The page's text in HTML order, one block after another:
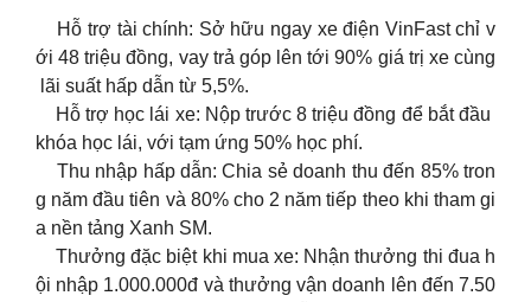
Hỗ trợ tài chính: Sở hữu ngay xe điện VinFast chỉ v
ới 48 triệu đồng, vay trả góp lên tới 90% giá trị xe cùng
lãi suất hấp dẫn từ 5,5%.
Hỗ trợ học lái xe: Nộp trước 8 triệu đồng để bắt đầu
khóa học lái, với tạm ứng 50% học phí.
Thu nhập hấp dẫn: Chia sẻ doanh thu đến 85% tron
g năm đầu tiên và 80% cho 2 năm tiếp theo khi tham gi
a nền tảng Xanh SM.
Thưởng đặc biệt khi mua xe: Nhận thưởng thi đua h
ội nhập 1.000.000đ và thưởng vận doanh lên đến 7.50